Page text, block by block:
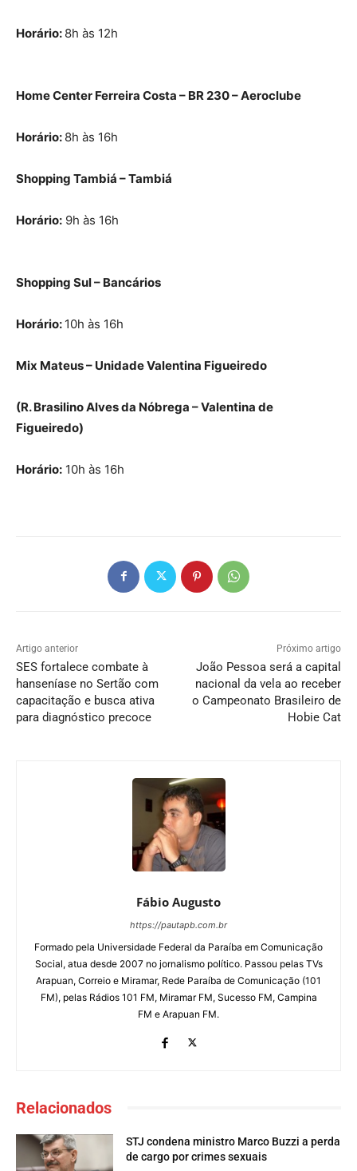
Horário: 8h às 12h
Home Center Ferreira Costa – BR 230 – Aeroclube
Horário: 8h às 16h
Shopping Tambiá – Tambiá
Horário: 9h às 16h
Shopping Sul – Bancários
Horário: 10h às 16h
Mix Mateus – Unidade Valentina Figueiredo
(R. Brasilino Alves da Nóbrega – Valentina de
Figueiredo)
Horário: 10h às 16h
Artigo anterior
SES fortalece combate à
hanseníase no Sertão com
capacitação e busca ativa
para diagnóstico precoce
Próximo artigo
João Pessoa será a capital
nacional da vela ao receber
o Campeonato Brasileiro de
Hobie Cat
Fábio Augusto
https://pautapb.com.br
Formado pela Universidade Federal da Paraíba em Comunicação
Social, atua desde 2007 no jornalismo político. Passou pelas TVs
Arapuan, Correio e Miramar, Rede Paraíba de Comunicação (101
FM), pelas Rádios 101 FM, Miramar FM, Sucesso FM, Campina
FM e Arapuan FM.
Relacionados
STJ condena ministro Marco Buzzi a perda
de cargo por crimes sexuais